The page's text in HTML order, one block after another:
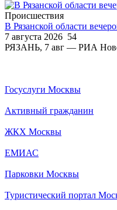
Происшествия
В Рязанской области
7 августа 2026 54
РЯЗАНЬ, 7 авг — РИА
Госуслуги Москвы
Активный гражданин
ЖКХ Москвы
ЕМИАС
Парковки Москвы
Туристический портал